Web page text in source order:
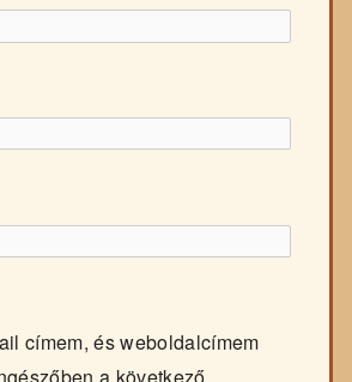
címem, és weboldalcímem
a következő